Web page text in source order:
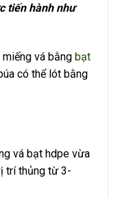
tiến hành như
miếng vá bằng bạt
có thể lót bằng
vá bạt hdpe vừa
trí thủng từ 3-